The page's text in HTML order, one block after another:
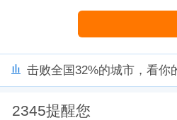
击败全国32%的城市，看你
2345提醒您